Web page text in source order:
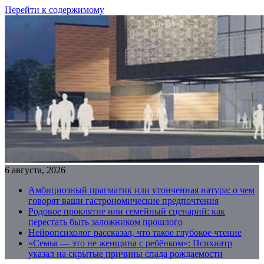
Перейти к содержимому
6 августа, 2026
Амбициозный прагматик или утонченная натура: о чем
говорят ваши гастрономические предпочтения
Родовое проклятие или семейный сценарий: как
перестать быть заложником прошлого
Нейропсихолог рассказал, что такое глубокое чтение
«Семья — это не женщина с ребёнком»: Психиатр
указал на скрытые причины спада рождаемости